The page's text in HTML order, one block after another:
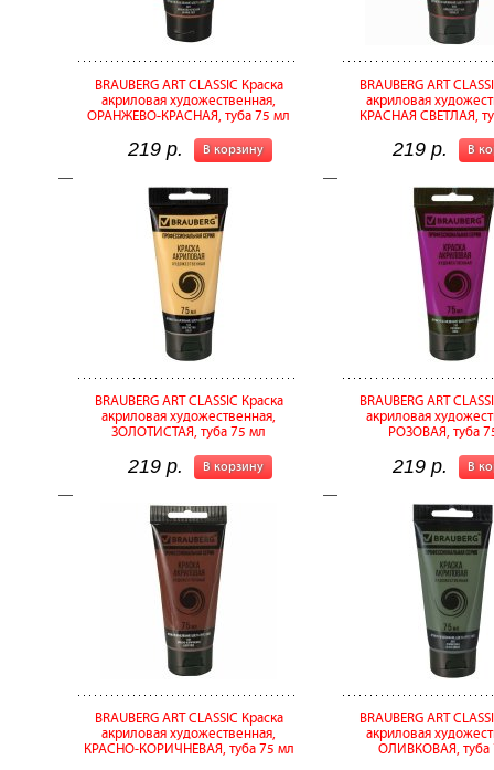
BRAUBERG ART CLASSIC Краска
акриловая художественная,
ОРАНЖЕВО-КРАСНАЯ, туба 75 мл
В корзину
219 р.
BRAUBERG ART
акриловая
КРАСНАЯ СВЕТЛАЯ,
В
219 р.
BRAUBERG ART CLASSIC Краска
акриловая художественная,
ЗОЛОТИСТАЯ, туба 75 мл
В корзину
219 р.
BRAUBERG ART
акриловая
РОЗОВАЯ, туба
В
219 р.
BRAUBERG ART CLASSIC Краска
акриловая художественная,
КРАСНО-КОРИЧНЕВАЯ, туба 75 мл
BRAUBERG ART
акриловая
ОЛИВКОВАЯ, туба